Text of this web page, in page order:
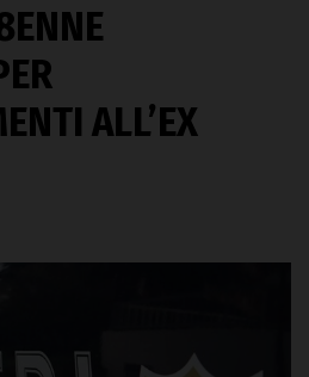
ALL’EX